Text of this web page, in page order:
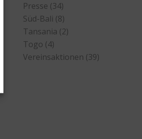
Presse (34)
Süd-Bali (8)
Tansania (2)
Togo (4)
Vereinsaktionen (39)